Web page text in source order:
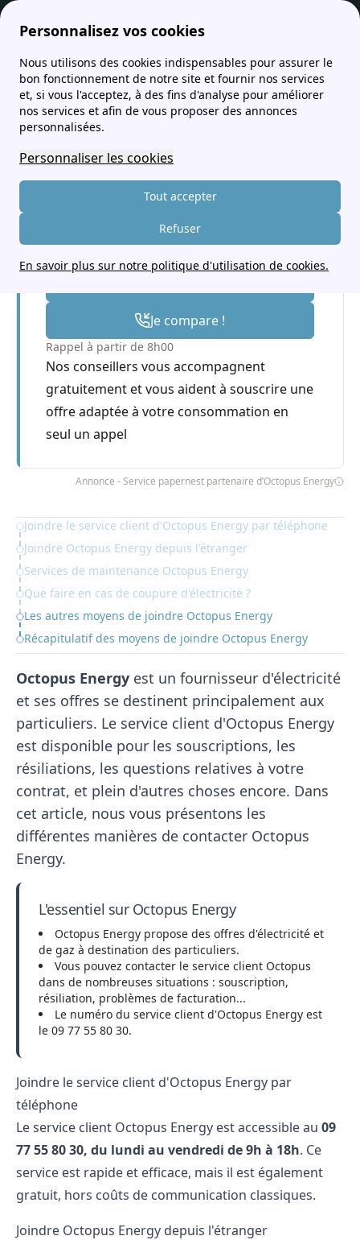
Personnalisez vos cookies
Nous utilisons des cookies indispensables pour assurer le
bon fonctionnement de notre site et fournir nos services
et, si vous l'acceptez, à des fins d'analyse pour améliorer
nos services et afin de vous proposer des annonces
personnalisées.
Personnaliser les cookies
Tout accepter
Refuser
En savoir plus sur notre politique d'utilisation de cookies.
services-client.fr Comment joindre le service client d'Octopus Energy ?
Comment joindre le
service client d'Octopus
Energy ?
Envie de faire des économies
Je compare !
Rappel à partir de 8h00
Nos conseillers vous accompagnent
gratuitement et vous aident à souscrire une
offre adaptée à votre consommation en
seul un appel
Annonce - Service papernest partenaire d’Octopus Energy
Table of Contents
Joindre le service client d'Octopus Energy par téléphone
Joindre Octopus Energy depuis l'étranger
Services de maintenance Octopus Energy
Que faire en cas de coupure d'électricité ?
Les autres moyens de joindre Octopus Energy
Récapitulatif des moyens de joindre Octopus Energy
Octopus Energy est un fournisseur d'électricité
et ses offres se destinent principalement aux
particuliers. Le service client d'Octopus Energy
est disponible pour les souscriptions, les
résiliations, les questions relatives à votre
contrat, et plein d'autres choses encore. Dans
cet article, nous vous présentons les
différentes manières de contacter Octopus
Energy.
L'essentiel sur Octopus Energy
Octopus Energy propose des offres d'électricité et
de gaz à destination des particuliers.
Vous pouvez contacter le service client Octopus
dans de nombreuses situations : souscription,
résiliation, problèmes de facturation...
Le numéro du service client d'Octopus Energy est
le 09 77 55 80 30.
Joindre le service client d'Octopus Energy par
téléphone
Le service client Octopus Energy est accessible au 09
77 55 80 30, du lundi au vendredi de 9h à 18h. Ce
service est rapide et efficace, mais il est également
gratuit, hors coûts de communication classiques.
Joindre Octopus Energy depuis l'étranger